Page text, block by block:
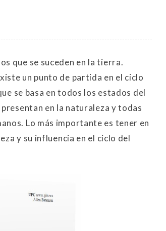
que se suceden en la tierra.
un punto de partida en el ciclo
se basa en todos los estados del
en la naturaleza y todas
Lo más importante es tener en
y su influencia en el ciclo del